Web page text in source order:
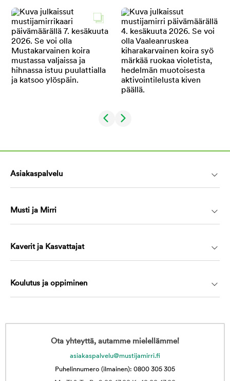
Asiakaspalvelu
Musti ja Mirri
Kaverit ja Kasvattajat
Koulutus ja oppiminen
Ota yhteyttä, autamme mielellämme!
asiakaspalvelu@mustijamirri.fi
Puhelinnumero (ilmainen): 0800 305 305